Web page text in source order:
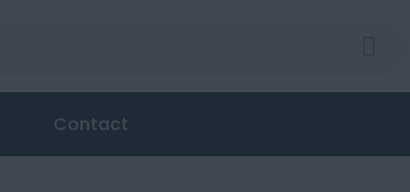
Contact